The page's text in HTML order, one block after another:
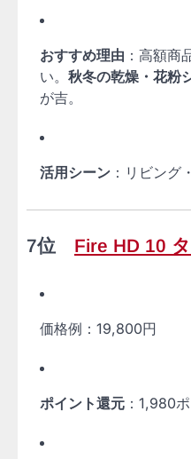
おすすめ理由 ：高額商
い。 秋冬の乾燥・花粉
が吉。
活用シーン ：リビング
7位 Fire HD 10
価格例：19,800円
ポイント還元 ：1,980